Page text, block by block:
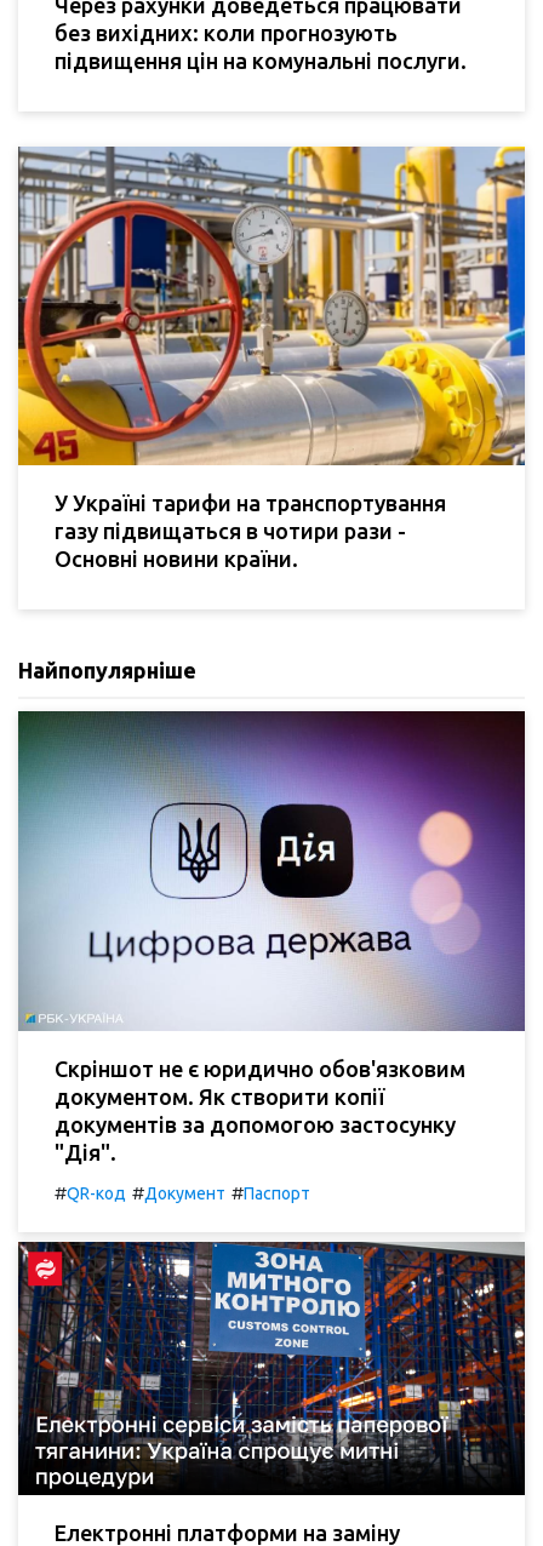
Через рахунки доведеться працювати
без вихідних: коли прогнозують
підвищення цін на комунальні послуги.
У Україні тарифи на транспортування
газу підвищаться в чотири рази -
Основні новини країни.
Найпопулярніше
Скріншот не є юридично обов'язковим
документом. Як створити копії
документів за допомогою застосунку
"Дія".
#QR-код #Документ #Паспорт
Електронні платформи на заміну